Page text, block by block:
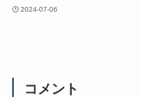
2024-07-06
コメント